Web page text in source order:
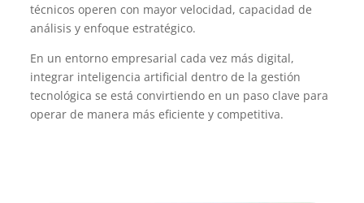
técnicos operen con mayor velocidad, capacidad de
análisis y enfoque estratégico.
En un entorno empresarial cada vez más digital,
integrar inteligencia artificial dentro de la gestión
tecnológica se está convirtiendo en un paso clave para
operar de manera más eficiente y competitiva.